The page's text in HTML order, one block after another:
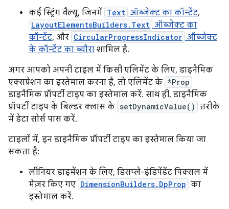
कई स्ट्रिंग वैल्यू, जिनमें Text ऑब्जेक्ट का कॉन्टेंट,
LayoutElementsBuilders.Text ऑब्जेक्ट का
कॉन्टेंट, और CircularProgressIndicator ऑब्जेक्ट
के कॉन्टेंट का ब्यौरा शामिल है.
अगर आपको अपनी टाइल में किसी एलिमेंट के लिए, डाइनैमिक
एक्सप्रेशन का इस्तेमाल करना है, तो एलिमेंट के *Prop
डाइनैमिक प्रॉपर्टी टाइप का इस्तेमाल करें. साथ ही, डाइनैमिक
प्रॉपर्टी टाइप के बिल्डर क्लास के setDynamicValue() तरीके
में डेटा सोर्स पास करें.
टाइलों में, इन डाइनैमिक प्रॉपर्टी टाइप का इस्तेमाल किया जा
सकता है:
लीनियर डाइमेंशन के लिए, डिसप्ले-इंडिपेंडेंट पिक्सल में
मेज़र किए गए DimensionBuilders.DpProp का
इस्तेमाल करें.